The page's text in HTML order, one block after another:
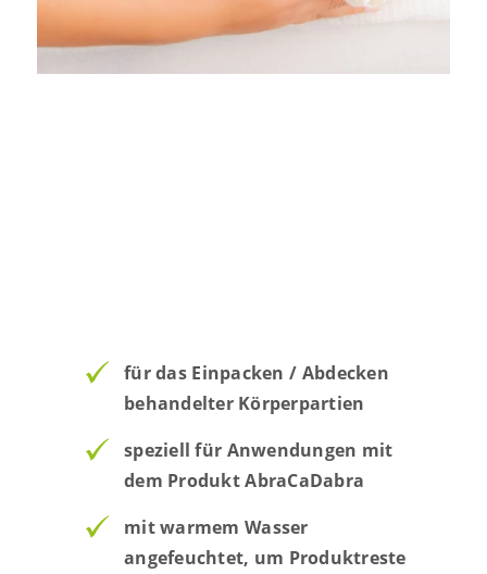
für das Einpacken / Abdecken
behandelter Körperpartien
speziell für Anwendungen mit
dem Produkt AbraCaDabra
mit warmem Wasser
angefeuchtet, um Produktreste